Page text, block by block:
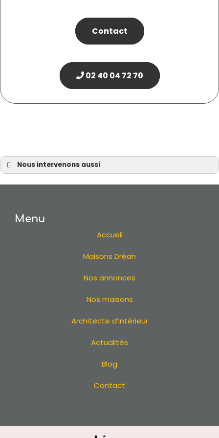
Contact
02 40 04 72 70
Nous intervenons aussi
Maison sur mesure Sautron
Maison sur mesure Vertou
Maison sur mesure 44
Maison sur mesure La Baule
Maison sur mesure La Turballe
Maison sur mesure Pornichet
Maison sur mesure Saint-Michel-Chef-Chef
Maison sur mesure La Plaine-sur-Mer
Maison sur mesure Carquefou
Maison sur mesure Sainte-Luce-sur-Loire
Menu
Accueil
Maisons Dréan
Nos annonces
Nos maisons
Architecte d’intérieur
Actualités
Blog
Contact